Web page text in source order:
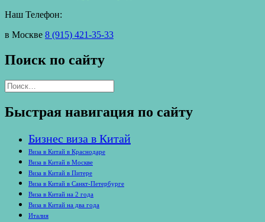
Наш Телефон:
в Москве 8 (915) 421-35-33
Поиск по сайту
Найти:
Быстрая навигация по сайту
Бизнес виза в Китай
Виза в Китай в Краснодаре
Виза в Китай в Москве
Виза в Китай в Питере
Виза в Китай в Санкт-Петербурге
Виза в Китай на 2 года
Виза в Китай на два года
Италия